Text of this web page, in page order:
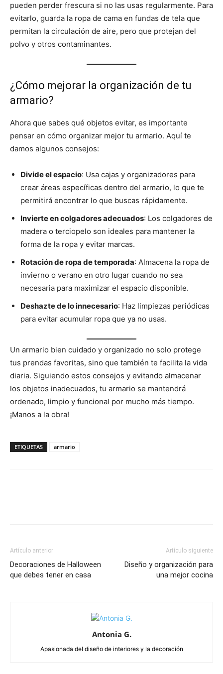
pueden perder frescura si no las usas regularmente. Para
evitarlo, guarda la ropa de cama en fundas de tela que
permitan la circulación de aire, pero que protejan del
polvo y otros contaminantes.
¿Cómo mejorar la organización de tu
armario?
Ahora que sabes qué objetos evitar, es importante
pensar en cómo organizar mejor tu armario. Aquí te
damos algunos consejos:
Divide el espacio: Usa cajas y organizadores para
crear áreas específicas dentro del armario, lo que te
permitirá encontrar lo que buscas rápidamente.
Invierte en colgadores adecuados: Los colgadores de
madera o terciopelo son ideales para mantener la
forma de la ropa y evitar marcas.
Rotación de ropa de temporada: Almacena la ropa de
invierno o verano en otro lugar cuando no sea
necesaria para maximizar el espacio disponible.
Deshazte de lo innecesario: Haz limpiezas periódicas
para evitar acumular ropa que ya no usas.
Un armario bien cuidado y organizado no solo protege
tus prendas favoritas, sino que también te facilita la vida
diaria. Siguiendo estos consejos y evitando almacenar
los objetos inadecuados, tu armario se mantendrá
ordenado, limpio y funcional por mucho más tiempo.
¡Manos a la obra!
ETIQUETAS armario
Artículo anterior
Decoraciones de Halloween
que debes tener en casa
Artículo siguiente
Diseño y organización para
una mejor cocina
Antonia G.
Apasionada del diseño de interiores y la decoración